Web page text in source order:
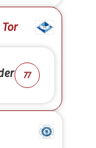
Tor
77